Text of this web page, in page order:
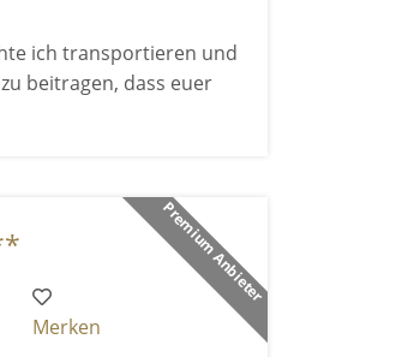
ich transportieren und
beitragen, dass euer
Premium Anbieter
Merken